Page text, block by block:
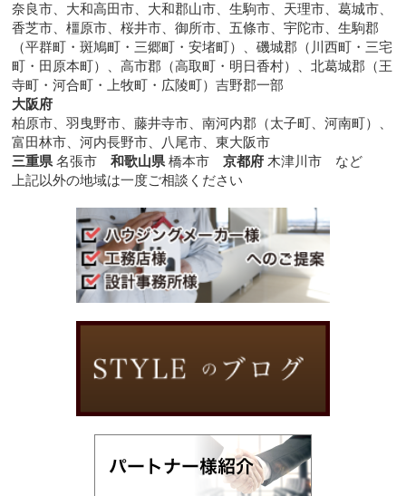
奈良市、大和高田市、大和郡山市、生駒市、天理市、葛城市、
香芝市、橿原市、桜井市、御所市、五條市、宇陀市、生駒郡
（平群町・斑鳩町・三郷町・安堵町）、磯城郡（川西町・三宅
町・田原本町）、高市郡（高取町・明日香村）、北葛城郡（王
寺町・河合町・上牧町・広陵町）吉野郡一部
大阪府
柏原市、羽曳野市、藤井寺市、南河内郡（太子町、河南町）、
富田林市、河内長野市、八尾市、東大阪市
三重県 名張市和歌山県 橋本市京都府 木津川市 など
上記以外の地域は一度ご相談ください